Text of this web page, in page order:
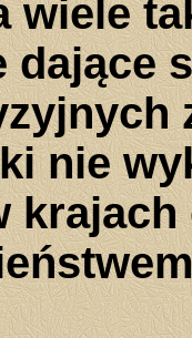
wiele
dające
nie